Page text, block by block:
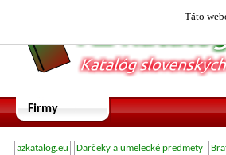
Táto
Firmy
azkatalog.eu Darčeky a umelecké predmety